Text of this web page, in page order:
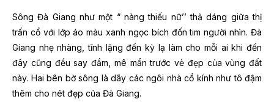
Sông Đà Giang như một “ nàng thiếu nữ’’ thả dáng giữa thị
trấn cổ với lớp áo màu xanh ngọc bích đốn tim người nhìn. Đà
Giang nhẹ nhàng, tĩnh lặng đến kỳ lạ làm cho mỗi ai khi đến
đây cũng đều say đắm, mê mẩn trước vẻ đẹp của vùng đất
này. Hai bên bờ sông là dãy các ngôi nhà cổ kính như tô đậm
thêm cho nét đẹp của Đà Giang.